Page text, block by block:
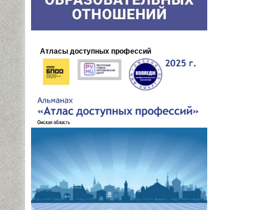
Атласы доступных профессий